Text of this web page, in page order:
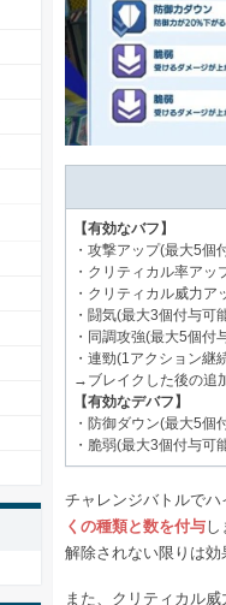
【有効なバフ】
・攻撃アップ(最大5個
・クリティカル率ア
・クリティカル威力
・闘気(最大3個付与可
・同調攻強(最大5個付
・連勁(1アクション継
→ブレイクした後の追
【有効なデバフ】
・防御ダウン(最大5個
・脆弱(最大3個付与可
チャレンジバトルでハ
くの種類と数を付与
解除されない限りは効
また、クリティカル